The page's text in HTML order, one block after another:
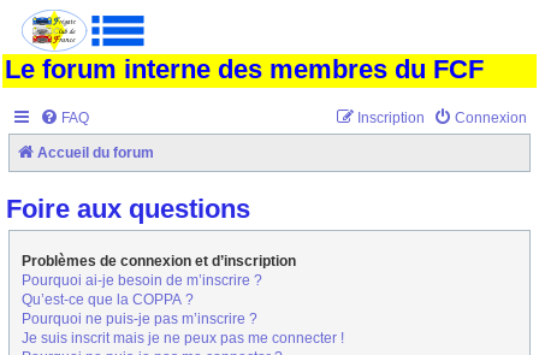
Le forum interne des membres du FCF
FAQ Connexion
Inscription
Accueil du forum
Foire aux questions
Problèmes de connexion et d’inscription
Pourquoi ai-je besoin de m’inscrire ?
Qu’est-ce que la COPPA ?
Pourquoi ne puis-je pas m’inscrire ?
Je suis inscrit mais je ne peux pas me connecter !